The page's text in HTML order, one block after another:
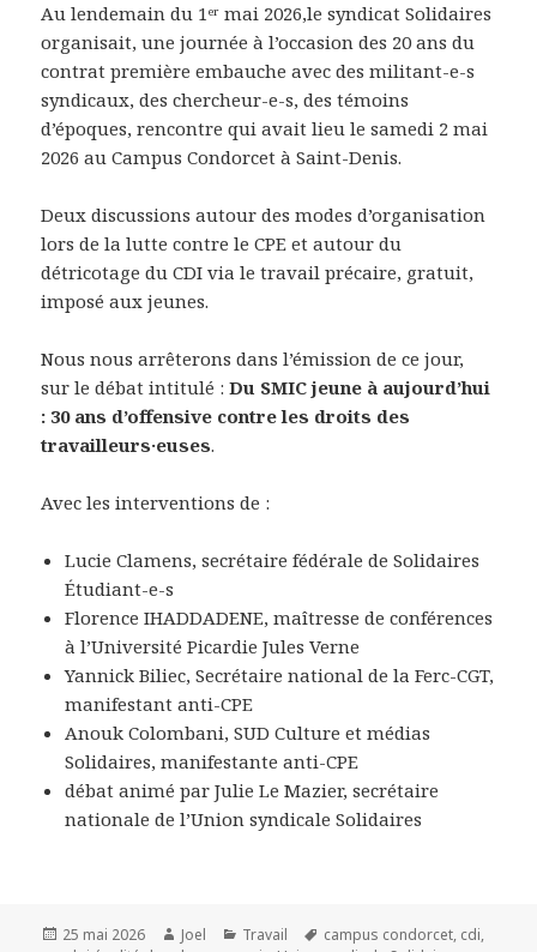
Au lendemain du 1ᵉʳ mai 2026,le syndicat Solidaires
organisait, une journée à l’occasion des 20 ans du
contrat première embauche avec des militant-e-s
syndicaux, des chercheur-e-s, des témoins
d’époques, rencontre qui avait lieu le samedi 2 mai
2026 au Campus Condorcet à Saint-Denis.
Deux discussions autour des modes d’organisation
lors de la lutte contre le CPE et autour du
détricotage du CDI via le travail précaire, gratuit,
imposé aux jeunes.
Nous nous arrêterons dans l’émission de ce jour,
sur le débat intitulé :Du SMIC jeune à aujourd’hui
: 30 ans d’offensive contre les droits des
travailleurs·euses.
Avec les interventions de :
Lucie Clamens, secrétaire fédérale de Solidaires
Étudiant-e-s
Florence IHADDADENE, maîtresse de conférences
à l’Université Picardie Jules Verne
Yannick Biliec, Secrétaire national de la Ferc-CGT,
manifestant anti-CPE
Anouk Colombani, SUD Culture et médias
Solidaires, manifestante anti-CPE
débat animé par Julie Le Mazier, secrétaire
nationale de l’Union syndicale Solidaires
Publié
25 mai 2026 Auteur
Joel Catégories
Travail
Mots-
campus condorcet, cdi,